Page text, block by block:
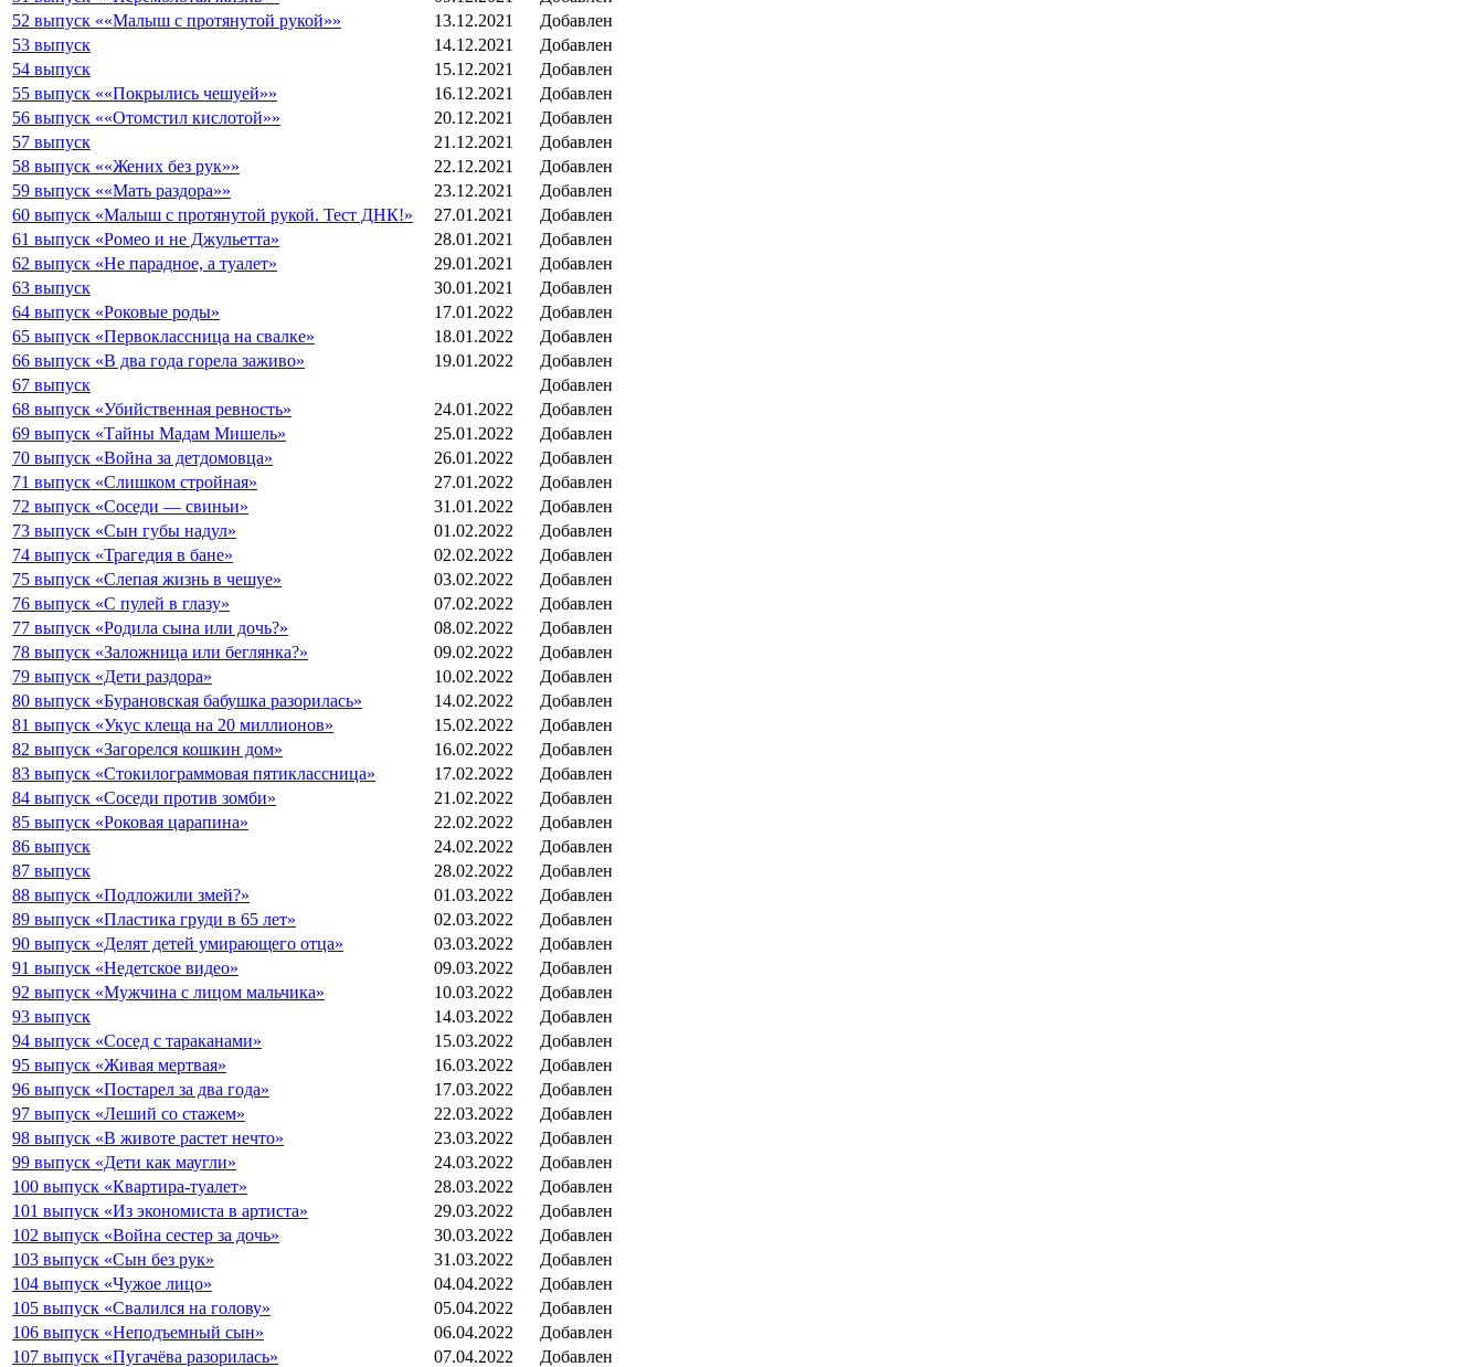
52 выпуск ««Малыш с протянутой рукой»»
13.12.2021
Добавлен
53 выпуск
14.12.2021
Добавлен
54 выпуск
15.12.2021
Добавлен
55 выпуск ««Покрылись чешуей»»
16.12.2021
Добавлен
56 выпуск ««Отомстил кислотой»»
20.12.2021
Добавлен
57 выпуск
21.12.2021
Добавлен
58 выпуск ««Жених без рук»»
22.12.2021
Добавлен
59 выпуск ««Мать раздора»»
23.12.2021
Добавлен
60 выпуск «Малыш с протянутой рукой. Тест ДНК!»
27.01.2021
Добавлен
61 выпуск «Ромео и не Джульетта»
28.01.2021
Добавлен
62 выпуск «Не парадное, а туалет»
29.01.2021
Добавлен
63 выпуск
30.01.2021
Добавлен
64 выпуск «Роковые роды»
17.01.2022
Добавлен
65 выпуск «Первоклассница на свалке»
18.01.2022
Добавлен
66 выпуск «В два года горела заживо»
19.01.2022
Добавлен
67 выпуск
Добавлен
68 выпуск «Убийственная ревность»
24.01.2022
Добавлен
69 выпуск «Тайны Мадам Мишель»
25.01.2022
Добавлен
70 выпуск «Война за детдомовца»
26.01.2022
Добавлен
71 выпуск «Слишком стройная»
27.01.2022
Добавлен
72 выпуск «Соседи — свиньи»
31.01.2022
Добавлен
73 выпуск «Сын губы надул»
01.02.2022
Добавлен
74 выпуск «Трагедия в бане»
02.02.2022
Добавлен
75 выпуск «Слепая жизнь в чешуе»
03.02.2022
Добавлен
76 выпуск «С пулей в глазу»
07.02.2022
Добавлен
77 выпуск «Родила сына или дочь?»
08.02.2022
Добавлен
78 выпуск «Заложница или беглянка?»
09.02.2022
Добавлен
79 выпуск «Дети раздора»
10.02.2022
Добавлен
80 выпуск «Бурановская бабушка разорилась»
14.02.2022
Добавлен
81 выпуск «Укус клеща на 20 миллионов»
15.02.2022
Добавлен
82 выпуск «Загорелся кошкин дом»
16.02.2022
Добавлен
83 выпуск «Стокилограммовая пятиклассница»
17.02.2022
Добавлен
84 выпуск «Соседи против зомби»
21.02.2022
Добавлен
85 выпуск «Роковая царапина»
22.02.2022
Добавлен
86 выпуск
24.02.2022
Добавлен
87 выпуск
28.02.2022
Добавлен
88 выпуск «Подложили змей?»
01.03.2022
Добавлен
89 выпуск «Пластика груди в 65 лет»
02.03.2022
Добавлен
90 выпуск «Делят детей умирающего отца»
03.03.2022
Добавлен
91 выпуск «Недетское видео»
09.03.2022
Добавлен
92 выпуск «Мужчина с лицом мальчика»
10.03.2022
Добавлен
93 выпуск
14.03.2022
Добавлен
94 выпуск «Сосед с тараканами»
15.03.2022
Добавлен
95 выпуск «Живая мертвая»
16.03.2022
Добавлен
96 выпуск «Постарел за два года»
17.03.2022
Добавлен
97 выпуск «Леший со стажем»
22.03.2022
Добавлен
98 выпуск «В животе растет нечто»
23.03.2022
Добавлен
99 выпуск «Дети как маугли»
24.03.2022
Добавлен
100 выпуск «Квартира-туалет»
28.03.2022
Добавлен
101 выпуск «Из экономиста в артиста»
29.03.2022
Добавлен
102 выпуск «Война сестер за дочь»
30.03.2022
Добавлен
103 выпуск «Сын без рук»
31.03.2022
Добавлен
104 выпуск «Чужое лицо»
04.04.2022
Добавлен
105 выпуск «Свалился на голову»
05.04.2022
Добавлен
106 выпуск «Неподъемный сын»
06.04.2022
Добавлен
107 выпуск «Пугачёва разорилась»
07.04.2022 Добавлен